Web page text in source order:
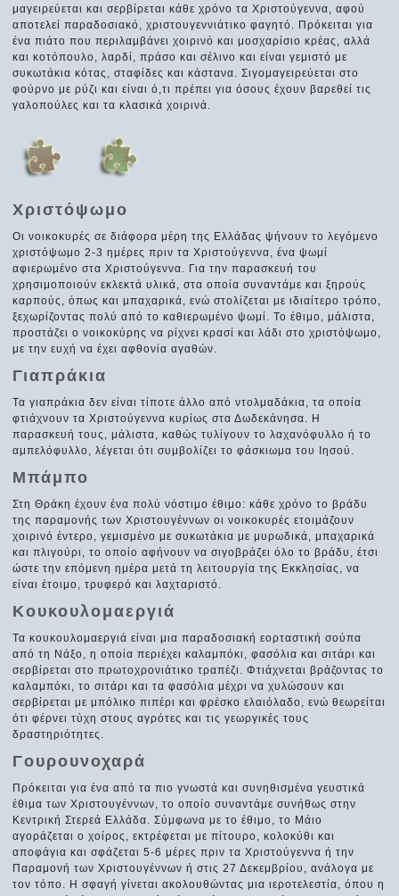
μαγειρεύεται και σερβίρεται κάθε χρόνο τα Χριστούγεννα, αφού
αποτελεί παραδοσιακό, χριστουγεννιάτικο φαγητό. Πρόκειται για
ένα πιάτο που περιλαμβάνει χοιρινό και μοσχαρίσιο κρέας, αλλά
και κοτόπουλο, λαρδί, πράσο και σέλινο και είναι γεμιστό με
συκωτάκια κότας, σταφίδες και κάστανα. Σιγομαγειρεύεται στο
φούρνο με ρύζι και είναι ό,τι πρέπει για όσους έχουν βαρεθεί τις
γαλοπούλες και τα κλασικά χοιρινά.
Χριστόψωμο
Οι νοικοκυρές σε διάφορα μέρη της Ελλάδας ψήνουν το λεγόμενο
χριστόψωμο 2-3 ημέρες πριν τα Χριστούγεννα, ένα ψωμί
αφιερωμένο στα Χριστούγεννα. Για την παρασκευή του
χρησιμοποιούν εκλεκτά υλικά, στα οποία συναντάμε και ξηρούς
καρπούς, όπως και μπαχαρικά, ενώ στολίζεται με ιδιαίτερο τρόπο,
ξεχωρίζοντας πολύ από το καθιερωμένο ψωμί. Το έθιμο, μάλιστα,
προστάζει ο νοικοκύρης να ρίχνει κρασί και λάδι στο χριστόψωμο,
με την ευχή να έχει αφθονία αγαθών.
Γιαπράκια
Τα γιαπράκια δεν είναι τίποτε άλλο από ντολμαδάκια, τα οποία
φτιάχνουν τα Χριστούγεννα κυρίως στα Δωδεκάνησα. Η
παρασκευή τους, μάλιστα, καθώς τυλίγουν το λαχανόφυλλο ή το
αμπελόφυλλο, λέγεται ότι συμβολίζει το φάσκιωμα του Ιησού.
Μπάμπο
Στη Θράκη έχουν ένα πολύ νόστιμο έθιμο: κάθε χρόνο το βράδυ
της παραμονής των Χριστουγέννων οι νοικοκυρές ετοιμάζουν
χοιρινό έντερο, γεμισμένο με συκωτάκια με μυρωδικά, μπαχαρικά
και πλιγούρι, το οποίο αφήνουν να σιγοβράζει όλο το βράδυ, έτσι
ώστε την επόμενη ημέρα μετά τη λειτουργία της Εκκλησίας, να
είναι έτοιμο, τρυφερό και λαχταριστό.
Κουκουλομαεργιά
Τα κουκουλομαεργιά είναι μια παραδοσιακή εορταστική σούπα
από τη Νάξο, η οποία περιέχει καλαμπόκι, φασόλια και σιτάρι και
σερβίρεται στο πρωτοχρονιάτικο τραπέζι. Φτιάχνεται βράζοντας το
καλαμπόκι, το σιτάρι και τα φασόλια μέχρι να χυλώσουν και
σερβίρεται με μπόλικο πιπέρι και φρέσκο ελαιόλαδο, ενώ θεωρείται
ότι φέρνει τύχη στους αγρότες και τις γεωργικές τους
δραστηριότητες.
Γουρουνοχαρά
Πρόκειται για ένα από τα πιο γνωστά και συνηθισμένα γευστικά
έθιμα των Χριστουγέννων, το οποίο συναντάμε συνήθως στην
Κεντρική Στερεά Ελλάδα. Σύμφωνα με το έθιμο, το Μάιο
αγοράζεται ο χοίρος, εκτρέφεται με πίτουρο, κολοκύθι και
αποφάγια και σφάζεται 5-6 μέρες πριν τα Χριστούγεννα ή την
Παραμονή των Χριστουγέννων ή στις 27 Δεκεμβρίου, ανάλογα με
τον τόπο. Η σφαγή γίνεται ακολουθώντας μια ιεροτελεστία, όπου η